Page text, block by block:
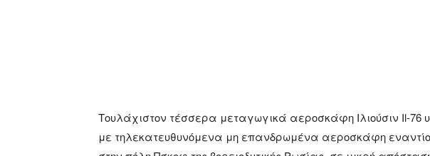
Τουλάχιστον τέσσερα μεταγωγικά αεροσκάφη Ιλιούσιν Il-76
με τηλεκατευθυνόμενα μη επανδρωμένα αεροσκάφη